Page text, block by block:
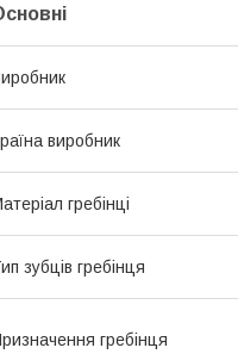
виробник
гребінці
зубців гребінця
гребінця